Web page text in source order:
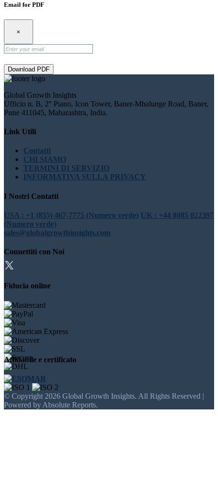
Email for PDF
×
Download PDF
Global Growth Insights
Ufficio n. B, 2° Piano, Icon Tower, Baner-Mhalunge Road, Baner,
Pune 411045, Maharashtra, India.
Link Utili
Contatti
CHI SIAMO
TERMINI DI SERVIZIO
INFORMATIVA SULLA PRIVACY
I Nostri Contatti
USA : +1 (855) 467-7775 (Numero verde) UK : +44 8085 022397
(Numero verde)
sales@globalgrowthinsights.com
Connettiti con Noi
Fiducia online
Affidabile e certificato
© Copyright 2026 Global Growth Insights. All Rights Reserved |
Powered by Absolute Reports.